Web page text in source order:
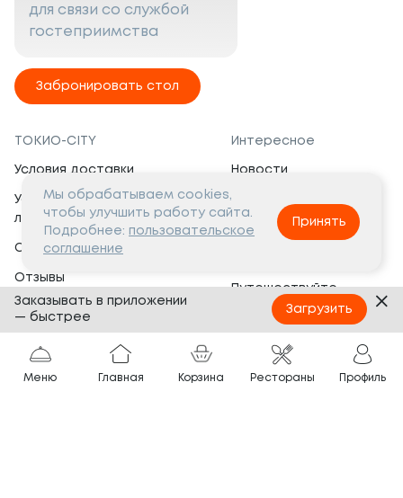
для связи со службой
гостеприимства
Забронировать стол
ТОКИО-CITY
Условия доставки
Условия программы
лояльности
Сертификаты
Отзывы
Банкеты
Вопросы и ответы
Интересное
Новости
Вакансии
Социальная жизнь
Путешествуйте
с ТОКИО-CITY
Партнёрам
Франшиза
Меню Главная Корзина Рестораны Профиль
Мы обрабатываем cookies,
чтобы улучшить работу сайта.
Подробнее: пользовательское
соглашение
Принять
Заказывать в приложении
— быстрее
Загрузить